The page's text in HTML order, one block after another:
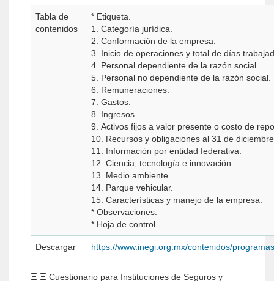
Tabla de
contenidos
* Etiqueta.
1. Categoría jurídica.
2. Conformación de la empresa.
3. Inicio de operaciones y total de días
4. Personal dependiente de la razón social.
5. Personal no dependiente de la razón social.
6. Remuneraciones.
7. Gastos.
8. Ingresos.
9. Activos fijos a valor presente o costo de
10. Recursos y obligaciones al 31 de
11. Información por entidad federativa.
12. Ciencia, tecnología e innovación.
13. Medio ambiente.
14. Parque vehicular.
15. Características y manejo de la empresa.
* Observaciones.
* Hoja de control.
Descargar https://www.inegi.org.mx/contenidos/